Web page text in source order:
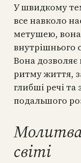
У швидкому
все навколо
метушею,
внутрішнього
Вона дозволяє
ритму життя,
глибші речі та
подальшого
світі